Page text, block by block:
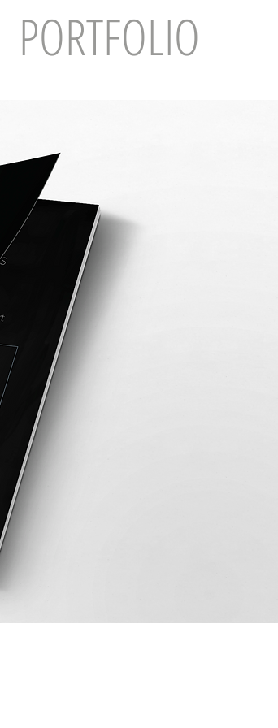
PORTFOLIO